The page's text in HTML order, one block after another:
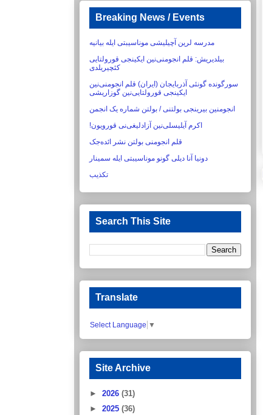
Breaking News / Events
مدرسه لرین آچیلیشی موناسیبتی ایله بیانیه
بیلدیریش:‏ قلم انجومنی‌نین ایکینجی قورولتایی
کئچیریلدی
سورگونده گونئی آذربایجان (ایران) قلم انجومنی‌نین
ایکینجی قورولتایی‌نین گوزاریشی‏
انجومنین بیرینجی بولتنی / بولتن شماره یک انجمن
اکرم آیلیسلی‌نین آزادلیغی‌نی قورویون!‏
قلم انجومنی بولتن نشر ائده‌جک
دونیا آنا دیلی گونو موناسیبتی ایله سمینار
تکذیب
Search This Site
Translate
Select Language ▼
Site Archive
► 2026 (31)
► 2025 (36)